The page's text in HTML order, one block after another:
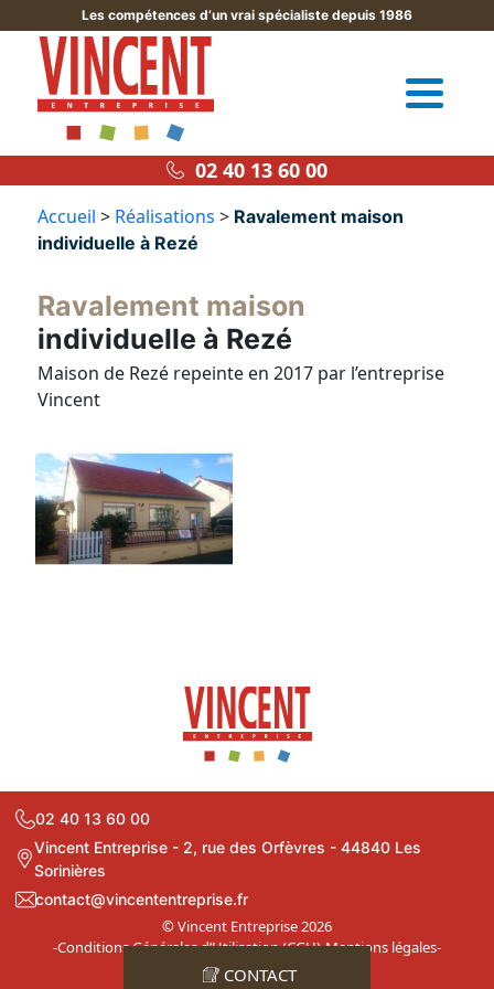
Les compétences d’un vrai spécialiste depuis 1986
02 40 13 60 00
Accueil > Réalisations > Ravalement maison
individuelle à Rezé
Ravalement maison
individuelle à Rezé
Maison de Rezé repeinte en 2017 par l’entreprise
Vincent
CONTACT
02 40 13 60 00
Vincent Entreprise - 2, rue des Orfèvres - 44840 Les
Sorinières
contact@vincententreprise.fr
© Vincent Entreprise 2026
-Conditions Générales d’Utilisation (CGU)-Mentions légales-
Plan du site